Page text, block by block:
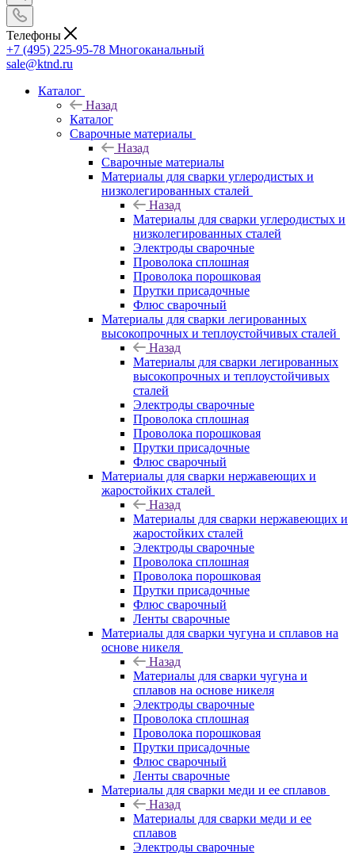
Телефоны
+7 (495) 225-95-78 Многоканальный
sale@ktnd.ru
Каталог
Назад
Каталог
Сварочные материалы
Назад
Сварочные материалы
Материалы для сварки углеродистых и
низколегированных сталей
Назад
Материалы для сварки углеродистых и
низколегированных сталей
Электроды сварочные
Проволока сплошная
Проволока порошковая
Прутки присадочные
Флюс сварочный
Материалы для сварки легированных
высокопрочных и теплоустойчивых сталей
Назад
Материалы для сварки легированных
высокопрочных и теплоустойчивых
сталей
Электроды сварочные
Проволока сплошная
Проволока порошковая
Прутки присадочные
Флюс сварочный
Материалы для сварки нержавеющих и
жаростойких сталей
Назад
Материалы для сварки нержавеющих и
жаростойких сталей
Электроды сварочные
Проволока сплошная
Проволока порошковая
Прутки присадочные
Флюс сварочный
Ленты сварочные
Материалы для сварки чугуна и сплавов на
основе никеля
Назад
Материалы для сварки чугуна и
сплавов на основе никеля
Электроды сварочные
Проволока сплошная
Проволока порошковая
Прутки присадочные
Флюс сварочный
Ленты сварочные
Материалы для сварки меди и ее сплавов
Назад
Материалы для сварки меди и ее
сплавов
Электроды сварочные